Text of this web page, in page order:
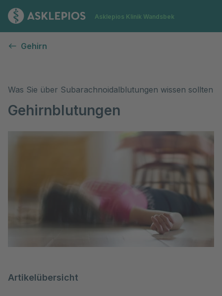
Zur Startseite
Asklepios Klinik Wandsbek
Gehirn
Was Sie über Subarachnoidalblutungen wissen sollten
Gehirnblutungen
Artikelübersicht